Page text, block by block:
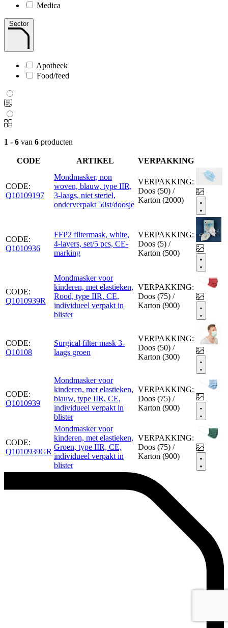
Medica
Sector
Apotheek
Food/feed
1 - 6 van 6 producten
CODE ARTIKEL VERPAKKING
CODE:
Q10109197
Mondmasker, non
woven, blauw, type IIR,
3-laags, niet steriel,
onderverpakt 50st/doosje
VERPAKKING:
Doos (50) /
Karton (2000)
CODE:
Q1010936
FFP2 filtermask, white,
4-layers, set/5 pcs, CE-
marking
VERPAKKING:
Doos (5) /
Karton (500)
CODE:
Q1010939R
Mondmasker voor
kinderen, met elastieken,
Rood, type IIR, CE,
individueel verpakt in
blister
VERPAKKING:
Doos (75) /
Karton (900)
CODE:
Q10108
Surgical filter mask 3-
laags groen
VERPAKKING:
Doos (50) /
Karton (300)
CODE:
Q1010939
Mondmasker voor
kinderen, met elastieken,
blauw, type IIR, CE,
individueel verpakt in
blister
VERPAKKING:
Doos (75) /
Karton (900)
CODE:
Q1010939GR
Mondmasker voor
kinderen, met elastieken,
Groen, type IIR, CE,
individueel verpakt in
blister
VERPAKKING:
Doos (75) /
Karton (900)